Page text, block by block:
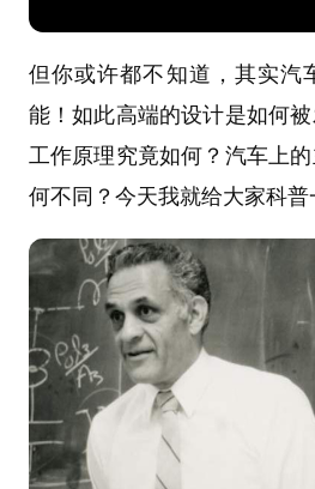
但你或许都不知道，其实汽
能！如此高端的设计是如何
工作原理究竟如何？汽车上
何不同？今天我就给大家科普